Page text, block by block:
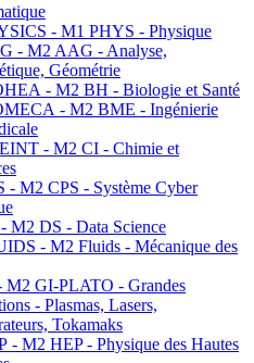
- M1 PHYS - Physique
- M2 AAG - Analyse,
Géométrie
- M2 BH - Biologie et Santé
- M2 BME - Ingénierie
- M2 CI - Chimie et
- M2 CPS - Système Cyber
M2 DS - Data Science
- M2 Fluids - Mécanique des
M2 GI-PLATO - Grandes
- Plasmas, Lasers,
Tokamaks
- M2 HEP - Physique des Hautes